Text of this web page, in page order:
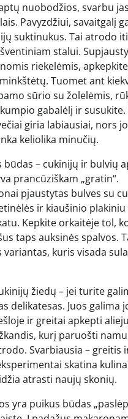
nuobodžios, svarbu
Pavyzdžiui, savaitgalį
suktinukus. Tai atrodo
stalui.
riekelėmis,
Tuomet ant
sūrio su žolelėmis,
gabalėlį ir susukite.
giria labiausiai, nors jo
keliolika minučių.
būdas – cukinijų ir bulvių
prancūziškam „gratin“.
pjaustytas bulves su
ir kiaušinio plakiniu
Kepkite orkaitėje tol,
taps auksinės spalvos.
variantas, kuris visada
žiedų – jei turite
delikatesas. Juos galima
ir greitai apkepti
kurį paruošti
Svarbiausia – greitis
skatina
atrasti naujų skonių.
yra puikus būdas